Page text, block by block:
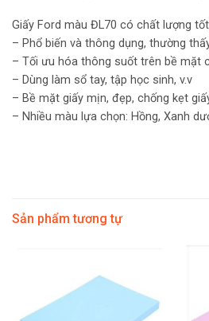
Giấy Ford màu ĐL70 có chất lượng
– Phổ biến và thông dụng, thường
– Tối ưu hóa thông suốt trên bề mặt
– Dùng làm sổ tay, tập học sinh, v.v
– Bề mặt giấy mịn, đẹp, chống kẹt
– Nhiều màu lựa chọn: Hồng, Xanh
Sản phẩm tương tự